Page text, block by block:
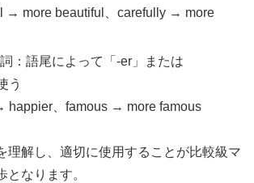
→ more beautiful、carefully → more
：語尾によって「-er」または
う
happier、famous → more famous
理解し、適切に使用することが比較級マ
となります。